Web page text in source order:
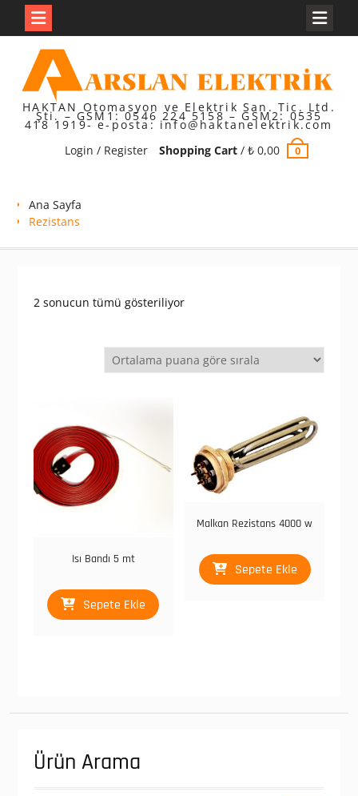
content
HAKTAN Otomasyon ve Elektrik San. Tic. Ltd.
Şti. – GSM1: 0546 224 5158 – GSM2: 0535
418 1919- e-posta: info@haktanelektrik.com
Login / Register
Shopping Cart/ ₺0,00 0
Ana Sayfa
Rezistans
2 sonucun tümü gösteriliyorEn
alana
göre
Isı Bandı 5 mt
Sepete Ekle
Malkan Rezistans 4000 w
Sepete Ekle
Ürün Arama